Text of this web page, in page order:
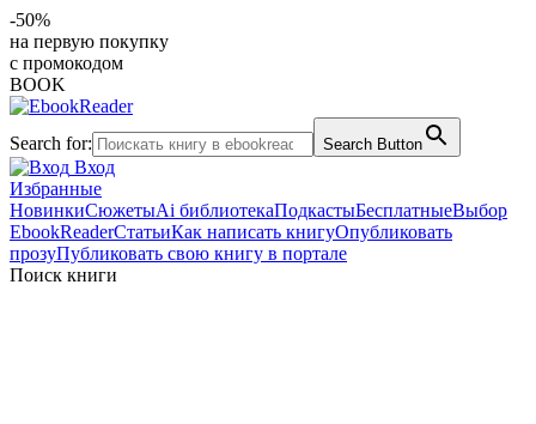
-50%
на первую покупку
с промокодом
BOOK
Search for: Search Button
Вход
Избранные
НовинкиСюжетыAi библиотекаПодкастыБесплатныеВыбор
EbookReaderСтатьиКак написать книгуОпубликовать
прозуПубликовать свою книгу в портале
Поиск книги